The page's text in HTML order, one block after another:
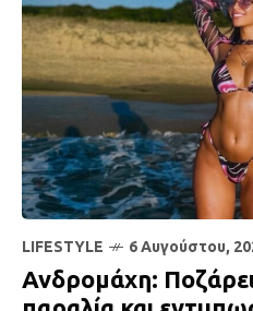
LIFESTYLE 6 Αυγούστου,
Ανδρομάχη: Ποζάρει